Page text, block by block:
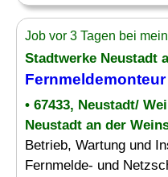
Job vor 3 Tagen bei
Stadtwerke Neustadt
Fernmeldemonteur
• 67433, Neustadt/
Neustadt an der
Betrieb, Wartung und
Fernmelde- und